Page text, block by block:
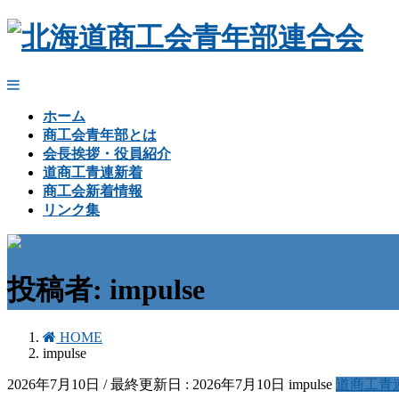
ホーム
商工会青年部とは
会長挨拶・役員紹介
道商工青連新着
商工会新着情報
リンク集
投稿者: impulse
HOME
impulse
2026年7月10日 / 最終更新日 : 2026年7月10日 impulse 道商工青